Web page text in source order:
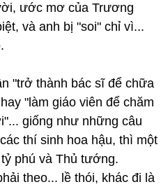
ước mơ của Trương
và anh bị "soi" chỉ vì...
"trở thành bác sĩ để chữa
"làm giáo viên để chăm
giống như những câu
thí sinh hoa hậu, thì một
phú và Thủ tướng.
theo... lề thói, khác đi là